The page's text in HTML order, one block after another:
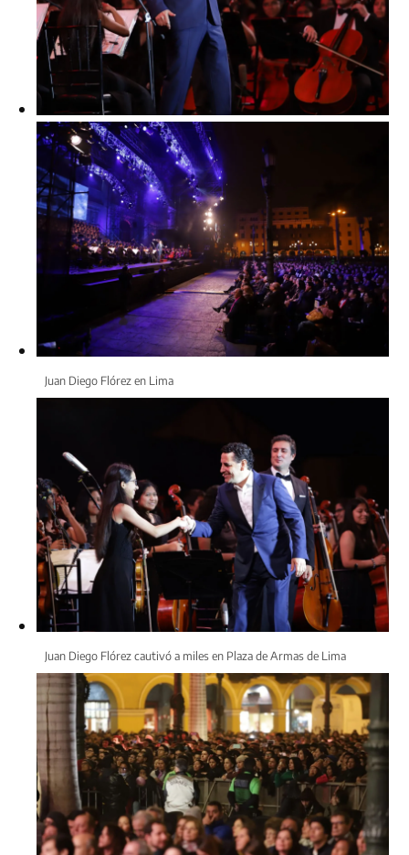
Juan Diego Flórez en Lima
Juan Diego Flórez cautivó a miles en Plaza de Armas de Lima